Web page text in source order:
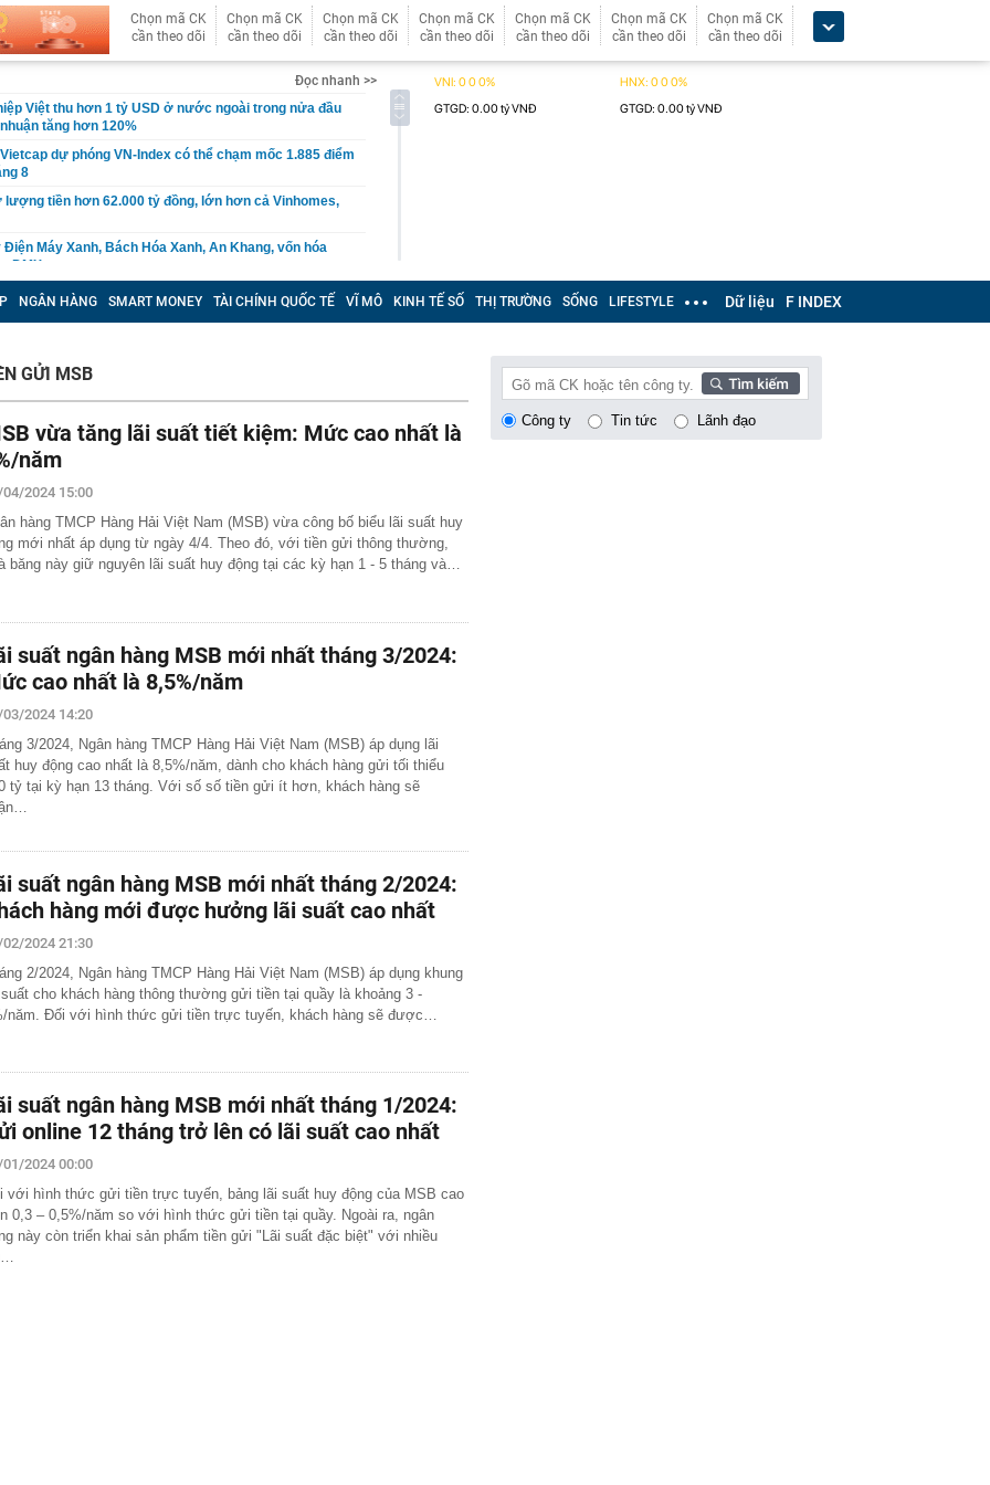
Chọn mã CK
cần theo dõi
Chọn mã CK
cần theo dõi
Chọn mã CK
cần theo dõi
Chọn mã CK
cần theo dõi
Chọn mã CK
cần theo dõi
Chọn mã CK
cần theo dõi
Chọn mã CK
cần theo dõi
Đọc nhanh >>
Việt thu hơn 1 tỷ USD ở nước ngoài trong nửa đầu
tăng hơn 120%
dự phóng VN-Index có thể chạm mốc 1.885 điểm
8
lượng tiền hơn 62.000 tỷ đồng, lớn hơn cả Vinhomes,
Điện Máy Xanh, Bách Hóa Xanh, An Khang, vốn hóa
DMX
nhà cổ, phát hiện 'kho báu' gồm 1.000 đồng tiền vàng và
trong nhiều ngăn bí mật - giá trị hơn 18 tỷ đồng
khách đến Việt Nam đông nhất 7 tháng đầu năm,
cây tiết lộ: Khách thường chọn quả to, người trong
5 chi tiết này trước
tốc quỳ gối 1h an ủi khách: 7 năm sau ở khách sạn 5
xương trẻ khỏe như phụ nữ 30, bác sĩ kinh ngạc khi
tâm huyết của NSND Tự Long
USD/ounce, chuyên gia dự báo đỉnh mới
những người không rút điện ấm siêu tốc trước khi ngủ
có thêm "lá bài" từ Triều Tiên: Điểm yếu của Ukraine
sâu?
tích tụ độc nhiều bậc nhất
tình' từng làm nghề giao báo, U60 vẫn như thanh niên
dự kiến xây hầm xuyên núi Tam Đảo
tỷ từ bán vé số, công ty xổ số chi trả thưởng thế nào?
NGÂN HÀNG SMART MONEY TÀI CHÍNH QUỐC TẾ VĨ MÔ KINH TẾ SỐ THỊ TRƯỜNG SỐNG LIFESTYLE Dữ liệu F INDEX
GỬI MSB
vừa tăng lãi suất tiết kiệm: Mức cao nhất là
năm
2024 15:00
hàng TMCP Hàng Hải Việt Nam (MSB) vừa công bố biểu lãi suất huy
mới nhất áp dụng từ ngày 4/4. Theo đó, với tiền gửi thông thường,
băng này giữ nguyên lãi suất huy động tại các kỳ hạn 1 - 5 tháng và…
suất ngân hàng MSB mới nhất tháng 3/2024:
cao nhất là 8,5%/năm
03/2024 14:20
3/2024, Ngân hàng TMCP Hàng Hải Việt Nam (MSB) áp dụng lãi
huy động cao nhất là 8,5%/năm, dành cho khách hàng gửi tối thiểu
tỷ tại kỳ hạn 13 tháng. Với số số tiền gửi ít hơn, khách hàng sẽ
suất ngân hàng MSB mới nhất tháng 2/2024:
hàng mới được hưởng lãi suất cao nhất
2024 21:30
2/2024, Ngân hàng TMCP Hàng Hải Việt Nam (MSB) áp dụng khung
cho khách hàng thông thường gửi tiền tại quầy là khoảng 3 -
năm. Đối với hình thức gửi tiền trực tuyến, khách hàng sẽ được…
suất ngân hàng MSB mới nhất tháng 1/2024:
online 12 tháng trở lên có lãi suất cao nhất
01/2024 00:00
với hình thức gửi tiền trực tuyến, bảng lãi suất huy động của MSB cao
0,3 – 0,5%/năm so với hình thức gửi tiền tại quầy. Ngoài ra, ngân
này còn triển khai sản phẩm tiền gửi "Lãi suất đặc biệt" với nhiều
Công ty Tin tức Lãnh đạo